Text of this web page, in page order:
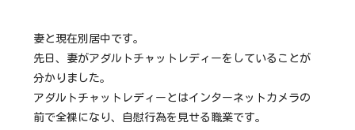
妻と現在別居中です。
先日、妻がアダルトチャットレディーをしていることが
分かりました。
アダルトチャットレディーとはインターネットカメラの
前で全裸になり、自慰行為を見せる職業です。